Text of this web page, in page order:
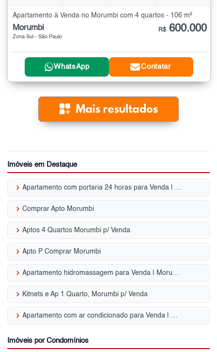
Apartamento à Venda no Morumbi com 4 quartos - 106 m²
Morumbi
Zona Sul - São Paulo
R$ 600.000
WhatsApp Contatar
Imóveis em Destaque
keyboard_arrow_right Apartamento com portaria 24 horas para Venda | Morumbi
keyboard_arrow_right Comprar Apto Morumbi
keyboard_arrow_right Aptos 4 Quartos Morumbi p/ Venda
keyboard_arrow_right Apto P Comprar Morumbi
keyboard_arrow_right Apartamento hidromassagem para Venda | Morumbi
keyboard_arrow_right Kitnets e Ap 1 Quarto, Morumbi p/ Venda
keyboard_arrow_right Apartamento com ar condicionado para Venda | Morumbi
Imóveis por Condomínios